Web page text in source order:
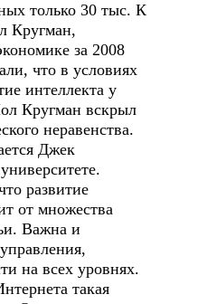
только 30 тыс. К
Кругман,
за 2008
что в условиях
интеллекта у
Кругман вскрыл
неравенства.
Джек
развитие
от множества
Важна и
на всех уровнях.
такая